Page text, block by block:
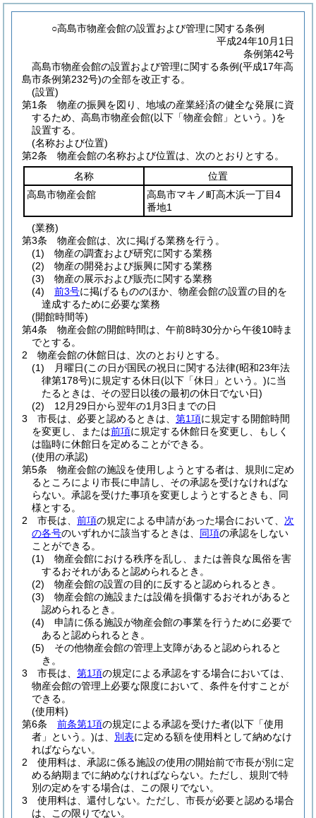
○高島市物産会館の設置および管理に関する条例
平成24年10月1日
条例第42号
高島市物産会館の設置および管理に関する条例(平成17年高
島市条例第232号)の全部を改正する。
(設置)
第1条
物産の振興を図り、地域の産業経済の健全な発展に資
するため、高島市物産会館(以下「物産会館」という。)を
設置する。
(名称および位置)
第2条
物産会館の名称および位置は、次のとおりとする。
名称
位置
高島市物産会館
高島市マキノ町高木浜一丁目4
番地1
(業務)
第3条
物産会館は、次に掲げる業務を行う。
(1)
物産の調査および研究に関する業務
(2)
物産の開発および振興に関する業務
(3)
物産の展示および販売に関する業務
(4)
前3号に掲げるもののほか、物産会館の設置の目的を
達成するために必要な業務
(開館時間等)
第4条
物産会館の開館時間は、午前8時30分から午後10時ま
でとする。
2
物産会館の休館日は、次のとおりとする。
(1)
月曜日(この日が国民の祝日に関する法律(昭和23年法
律第178号)に規定する休日(以下「休日」という。)に当
たるときは、その翌日以後の最初の休日でない日)
(2)
12月29日から翌年の1月3日までの日
3
市長は、必要と認めるときは、 第1項に規定する開館時間
を変更し、または前項に規定する休館日を変更し、もしく
は臨時に休館日を定めることができる。
(使用の承認)
第5条
物産会館の施設を使用しようとする者は、規則に定め
るところにより市長に申請し、その承認を受けなければな
らない。 承認を受けた事項を変更しようとするときも、同
様とする。
2
市長は、 前項の規定による申請があった場合において、 次
の各号のいずれかに該当するときは、 同項の承認をしない
ことができる。
(1)
物産会館における秩序を乱し、または善良な風俗を害
するおそれがあると認められるとき。
(2)
物産会館の設置の目的に反すると認められるとき。
(3)
物産会館の施設または設備を損傷するおそれがあると
認められるとき。
(4)
申請に係る施設が物産会館の事業を行うために必要で
あると認められるとき。
(5)
その他物産会館の管理上支障があると認められると
き。
3
市長は、 第1項の規定による承認をする場合においては、
物産会館の管理上必要な限度において、条件を付すことが
できる。
(使用料)
第6条
前条第1項の規定による承認を受けた者(以下「使用
者」という。)は、 別表に定める額を使用料として納めなけ
ればならない。
2
使用料は、承認に係る施設の使用の開始前で市長が別に定
める納期までに納めなければならない。 ただし、規則で特
別の定めをする場合は、この限りでない。
3
使用料は、還付しない。 ただし、市長が必要と認める場合
は、この限りでない。